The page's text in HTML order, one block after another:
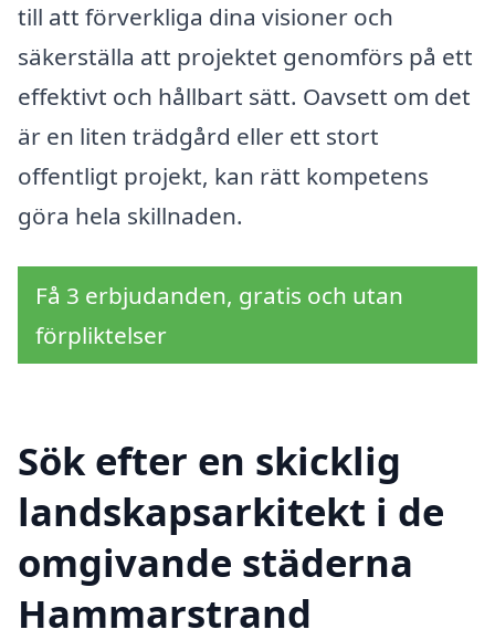
till att förverkliga dina visioner och
säkerställa att projektet genomförs på ett
effektivt och hållbart sätt. Oavsett om det
är en liten trädgård eller ett stort
offentligt projekt, kan rätt kompetens
göra hela skillnaden.
Få 3 erbjudanden, gratis och utan
förpliktelser
Sök efter en skicklig
landskapsarkitekt i de
omgivande städerna
Hammarstrand